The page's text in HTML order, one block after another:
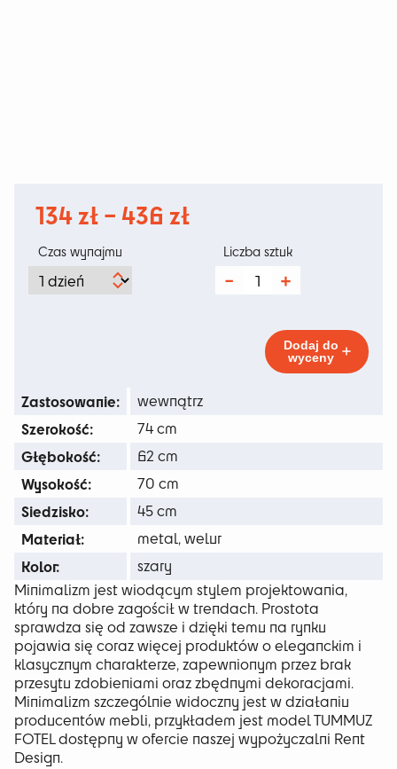
134zł–436 złZakres
cen:
Czas wynajmu
ilość
Grey
Liczba sztuk
Dodaj do
wyceny
Zastosowanie: wewnątrz
Szerokość: 74 cm
Głębokość: 62 cm
Wysokość: 70 cm
Siedzisko: 45 cm
Materiał: metal, welur
Kolor:
szary
Minimalizm jest wiodącym stylem projektowania,
który na dobre zagościł w trendach. Prostota
sprawdza się od zawsze i dzięki temu na rynku
pojawia się coraz więcej produktów o eleganckim i
klasycznym charakterze, zapewnionym przez brak
przesytu zdobieniami oraz zbędnymi dekoracjami.
Minimalizm szczególnie widoczny jest w działaniu
producentów mebli, przykładem jest model TUMMUZ
FOTEL dostępny w ofercie naszej wypożyczalni Rent
Design.